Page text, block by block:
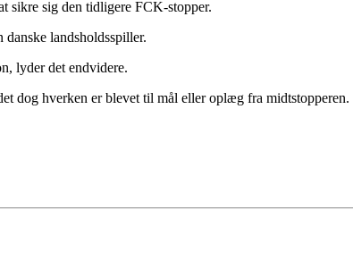
sikre sig den tidligere FCK-stopper.
landsholdsspiller.
lyder det endvidere.
dog hverken er blevet til mål eller oplæg fra midtstopperen.